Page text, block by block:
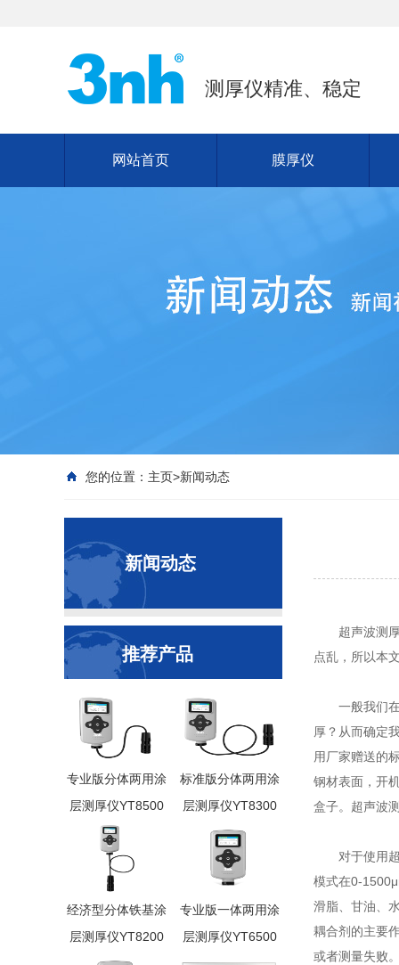
测厚仪精准、稳定
网站首页 膜厚仪
您的位置： 主页>新闻动态
新闻动态
推荐产品
专业版分体两用涂
层测厚仪YT8500
标准版分体两用涂
层测厚仪YT8300
经济型分体铁基涂
层测厚仪YT8200
专业版一体两用涂
层测厚仪YT6500
超声波测厚
点乱，所以本
一般我们在
厚？从而确定
用厂家赠送的
钢材表面，开
盒子。超声波
对于使用超
模式在0-
滑脂、甘油、
耦合剂的主要
或者测量失败